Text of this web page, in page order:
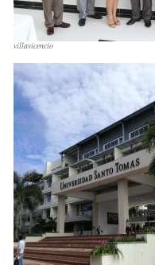
villavicencio